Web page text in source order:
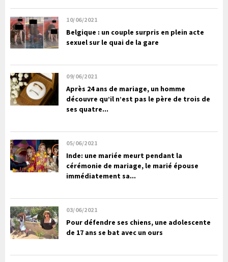
10/06/2021
Belgique : un couple surpris en plein acte
sexuel sur le quai de la gare
09/06/2021
Après 24 ans de mariage, un homme
découvre qu’il n’est pas le père de trois de
ses quatre...
05/06/2021
Inde: une mariée meurt pendant la
cérémonie de mariage, le marié épouse
immédiatement sa...
03/06/2021
Pour défendre ses chiens, une adolescente
de 17 ans se bat avec un ours